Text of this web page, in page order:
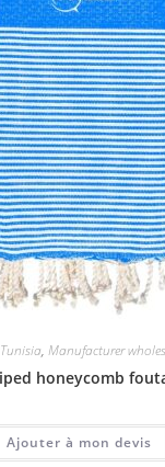
, Manufacturer
honeycomb
Ajouter à mon devis